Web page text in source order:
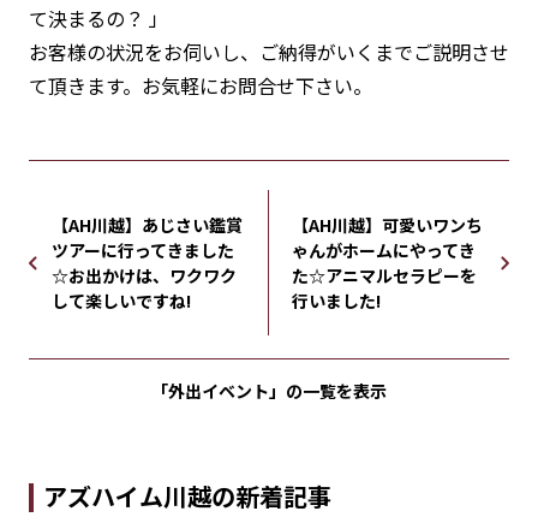
て決まるの？ 」
お客様の状況をお伺いし、ご納得がいくまでご説明させ
て頂きます。お気軽にお問合せ下さい。
【AH川越】あじさい鑑賞
ツアーに行ってきました
☆お出かけは、ワクワク
して楽しいですね!
【AH川越】可愛いワンち
ゃんがホームにやってき
た☆アニマルセラピーを
行いました!
「外出イベント」の一覧を表示
アズハイム川越の新着記事